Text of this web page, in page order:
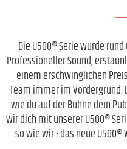
Die U500® Serie wurde
Professioneller Sound,
einem erschwinglichen
Team immer im
wie du auf der Bühne dein
wir dich mit unserer U500®
so wie wir - das neue U500®